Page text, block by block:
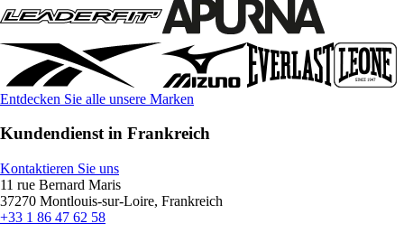
Entdecken Sie alle unsere Marken
Kundendienst in Frankreich
Kontaktieren Sie uns
11 rue Bernard Maris
37270 Montlouis-sur-Loire, Frankreich
+33 1 86 47 62 58